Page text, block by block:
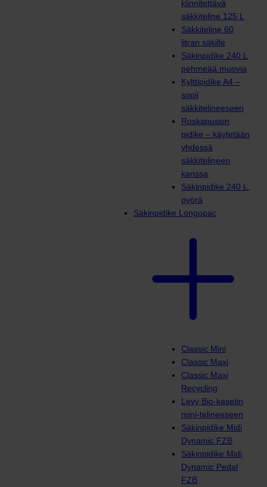
kiinnitettävä
säkkiteline 125 L
Säkkiteline 60
litran säkille
Säkinpidike 240 L
pehmeää muovia
Kylttipidike A4 –
sopii
säkkitelineeseen
Roskapussin
pidike – käytetään
yhdessä
säkkitelineen
kanssa
Säkinpidike 240 L,
pyörä
Säkinpidike Longopac
Classic Mini
Classic Maxi
Classic Maxi
Recycling
Levy Bio-kasetin
mini-telineeseen
Säkinpidike Midi
Dynamic FZB
Säkinpidike Midi
Dynamic Pedal
FZB